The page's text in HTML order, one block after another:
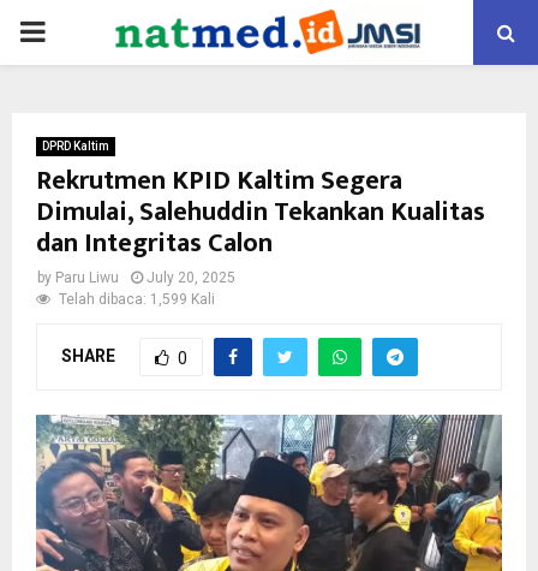
PRIMARY
DPRD Kaltim
Rekrutmen KPID Kaltim Segera
Dimulai, Salehuddin Tekankan Kualitas
dan Integritas Calon
by Paru Liwu
July 20, 2025
Telah dibaca: 1,599 Kali
SHARE 0